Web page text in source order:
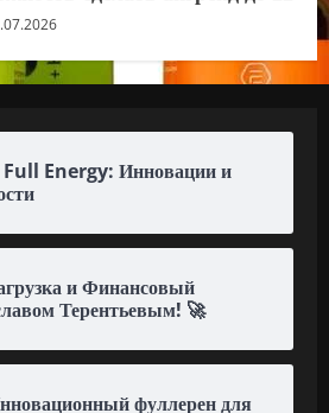
Full Energy: Инновации и
и Финансовый
Терентьевым! 🚀
фуллерен для